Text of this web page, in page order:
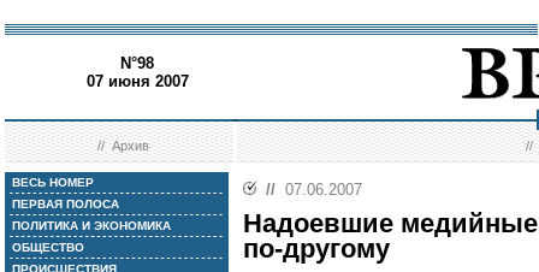
N°98
07 июня 2007
//Архив //
ВЕСЬ НОМЕР
ПЕРВАЯ ПОЛОСА
ПОЛИТИКА И ЭКОНОМИКА
ОБЩЕСТВО
ПРОИСШЕСТВИЯ
// 07.06.2007
Надоевшие
по-другому